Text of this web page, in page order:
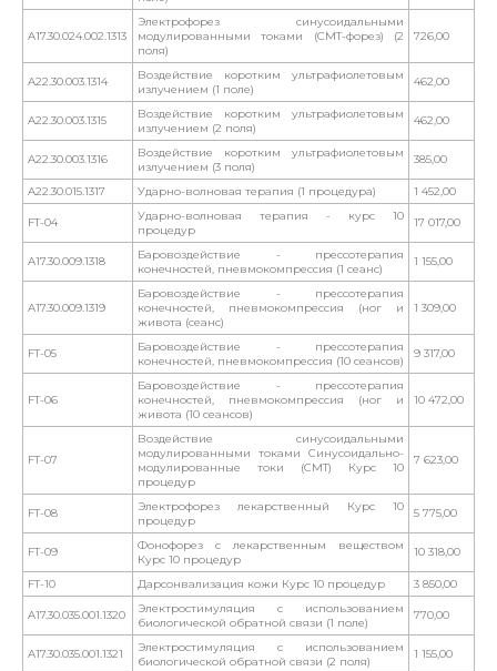
A17.30.024.002.1313
Электрофорез синусоидальными
модулированными токами (СМТ-форез) (2
поля)
726,00
A22.30.003.1314
Воздействие коротким ультрафиолетовым
излучением (1 поле)
462,00
A22.30.003.1315
Воздействие коротким ультрафиолетовым
излучением (2 поля)
462,00
A22.30.003.1316
Воздействие коротким ультрафиолетовым
излучением (3 поля)
385,00
A22.30.015.1317 Ударно-волновая терапия (1 процедура) 1 452,00
FT-04
Ударно-волновая терапия - курс 10
процедур
17 017,00
A17.30.009.1318
Баровоздействие - прессотерапия
конечностей, пневмокомпрессия (1 сеанс)
1 155,00
A17.30.009.1319
Баровоздействие - прессотерапия
конечностей, пневмокомпрессия (ног и
живота (сеанс)
1 309,00
FT-05
Баровоздействие - прессотерапия
конечностей, пневмокомпрессия (10 сеансов)
9 317,00
FT-06
Баровоздействие - прессотерапия
конечностей, пневмокомпрессия (ног и
живота (10 сеансов)
10 472,00
FT-07
Воздействие синусоидальными
модулированными токами Синусоидально-
модулированные токи (СМТ) Курс 10
процедур
7 623,00
FT-08
Электрофорез лекарственный Курс 10
процедур
5 775,00
FT-09
Фонофорез с лекарственным веществом
Курс 10 процедур
10 318,00
FT-10 Дарсонвализация кожи Курс 10 процедур 3 850,00
A17.30.035.001.1320
Электростимуляция с использованием
биологической обратной связи (1 поле)
770,00
A17.30.035.001.1321
Электростимуляция с использованием
биологической обратной связи (2 поля)
1 155,00